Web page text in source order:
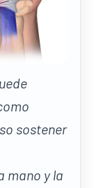
sostener
mano y la